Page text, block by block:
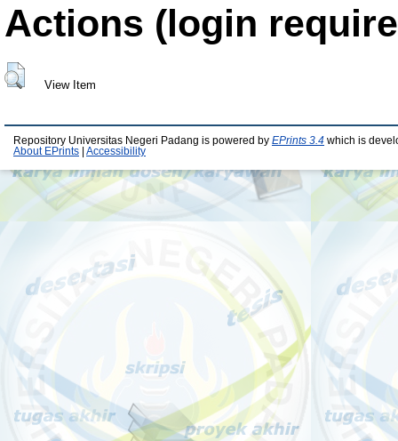
Actions (login
View Item
Repository Universitas Negeri Padang is powered by EPrints 3.4 which is
About EPrints
Accessibility